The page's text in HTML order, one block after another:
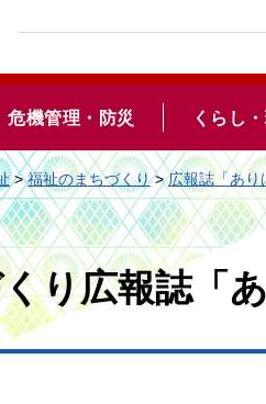
危機管理・防災 くらし
>福祉のまちづくり>広報誌「あり
り広報誌「